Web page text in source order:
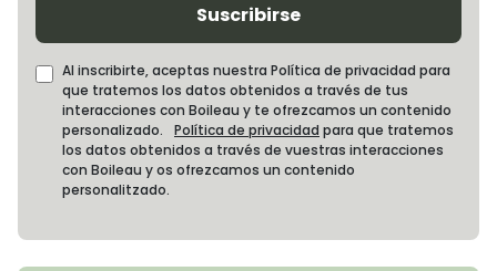
Suscribirse
Al inscribirte, aceptas nuestra Política de privacidad para
que tratemos los datos obtenidos a través de tus
interacciones con Boileau y te ofrezcamos un contenido
personalizado. Política de privacidad para que tratemos
los datos obtenidos a través de vuestras interacciones
con Boileau y os ofrezcamos un contenido
personalitzado.